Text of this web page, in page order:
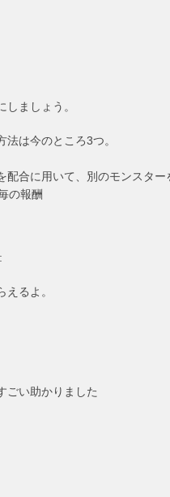
ましょう。
は今のところ3つ。
配合に用いて、別のモンスター
の報酬
るよ。
い助かりました